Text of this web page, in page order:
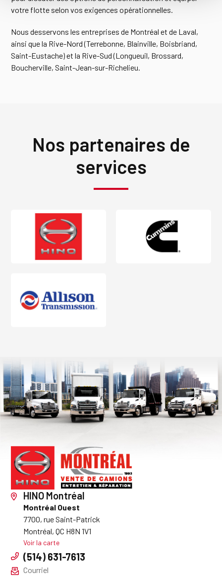
votre flotte selon vos exigences opérationnelles.
Nous desservons les entreprises de Montréal et de Laval,
ainsi que la Rive-Nord (Terrebonne, Blainville, Boisbriand,
Saint-Eustache) et la Rive-Sud (Longueuil, Brossard,
Boucherville, Saint-Jean-sur-Richelieu.
Nos partenaires de
services
HINO Montréal
Montréal Ouest
7700, rue Saint-Patrick
Montréal, QC H8N 1V1
Voir la carte
(514) 631-7613
Courriel